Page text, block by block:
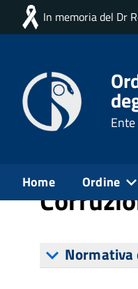
In memoria del Dr
Home Ordine
Home
Pubblicato: 16
Piano